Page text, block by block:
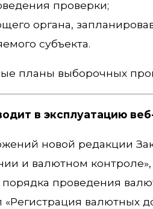
проверки;
органа,
субъекта.
планы выборочных
в эксплуатацию
новой редакции
и валютном
проведения
валютных